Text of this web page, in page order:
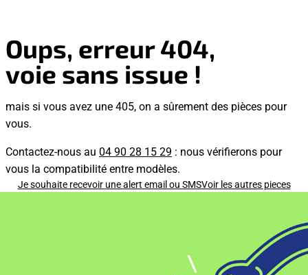
Oups, erreur 404,
voie sans issue !
mais si vous avez une 405, on a sûrement des pièces pour
vous.
Contactez-nous au 04 90 28 15 29 : nous vérifierons pour
vous la compatibilité entre modèles.
Je souhaite recevoir une alert email ou SMSVoir les autres pieces